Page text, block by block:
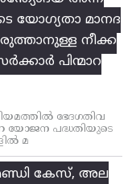
യോഗ്യതാ മാനദ
നീക്ക
പിന്മാറ
ഭേദഗതിവ
യോജന പദ്ധതിയുടെ
മ
കേസ്, അല